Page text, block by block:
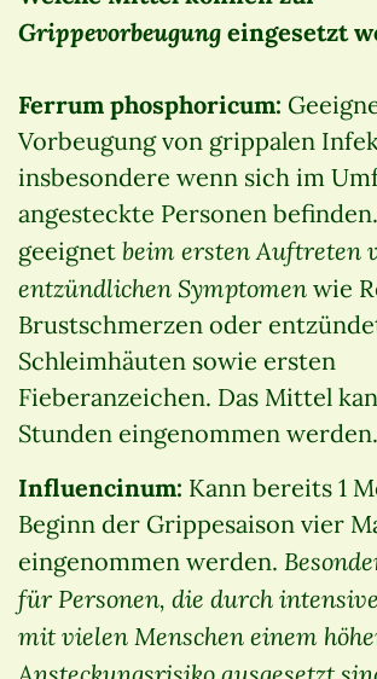
Grippevorbeugung eingesetzt
Ferrum phosphoricum:
Vorbeugung von grippalen
insbesondere wenn sich im
angesteckte Personen
geeignet beim ersten Auftreten
entzündlichen Symptomen wie
Brustschmerzen oder
Schleimhäuten sowie ersten
Fieberanzeichen. Das Mittel
Stunden eingenommen werden.
Influencinum: Kann bereits 1
Beginn der Grippesaison vier
eingenommen werden.
für Personen, die durch
mit vielen Menschen einem
Ansteckungsrisiko ausgesetzt